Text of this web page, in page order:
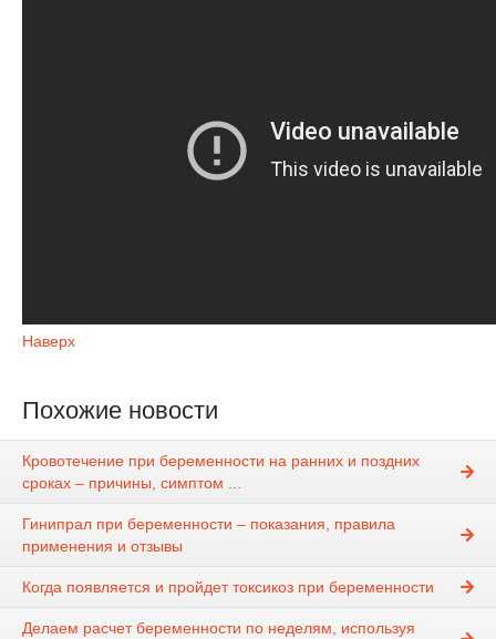
Наверх
Похожие новости
Кровотечение при беременности на ранних и поздних
сроках – причины, симптом ...
Гинипрал при беременности – показания, правила
применения и отзывы
Когда появляется и пройдет токсикоз при беременности
Делаем расчет беременности по неделям, используя